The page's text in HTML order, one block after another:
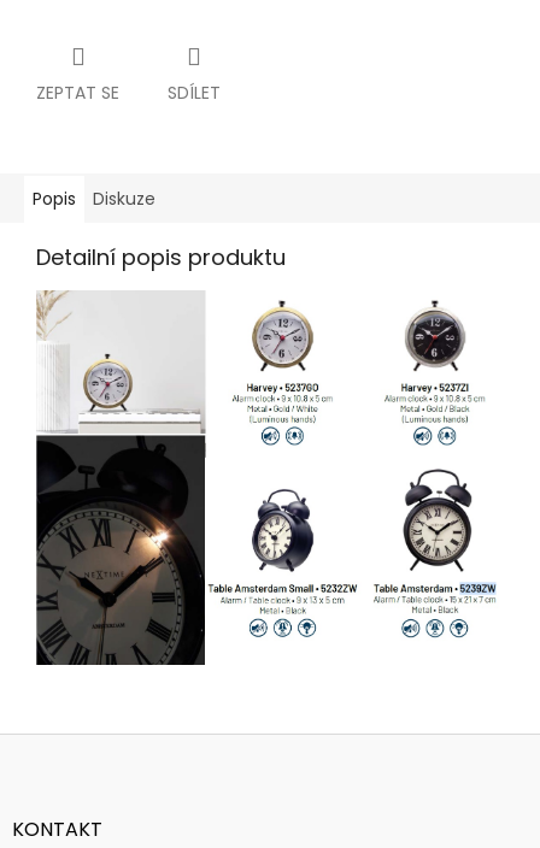
ZEPTAT SE SDÍLET
Popis Diskuze
Detailní popis produktu
Z
aKONTAKT